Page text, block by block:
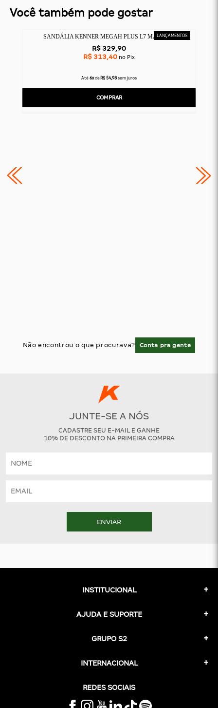
Você também pode gostar
SANDÁLIA KENNER MEGAH PLUS L7 MARROM
R$ 329,90
R$ 313,40 no Pix
Até 6x de R$ 54,98 sem juros
COMPRAR
Não encontrou o que procurava? Conta pra gente
JUNTE-SE A NÓS
CADASTRE SEU E-MAIL E GANHE
10% DE DESCONTO NA PRIMEIRA COMPRA
ENVIAR
INSTITUCIONAL
AJUDA E SUPORTE
GRUPO S2
INTERNACIONAL
REDES SOCIAIS